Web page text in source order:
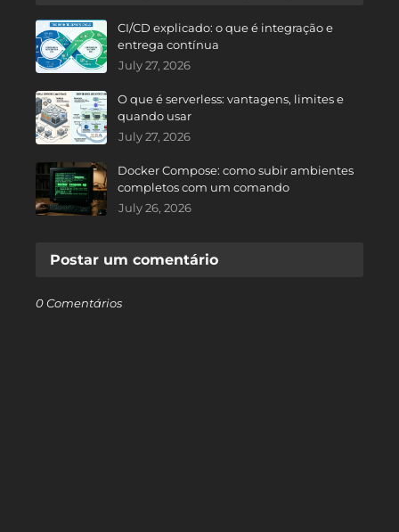
CI/CD explicado: o que é integração e
entrega contínua
July 27, 2026
O que é serverless: vantagens, limites e
quando usar
July 27, 2026
Docker Compose: como subir ambientes
completos com um comando
July 26, 2026
Postar um comentário
0 Comentários